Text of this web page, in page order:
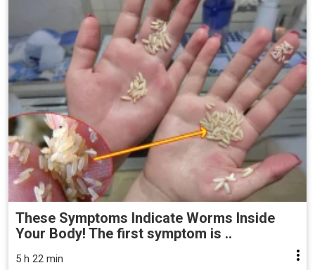
These Symptoms Indicate Worms Inside
Your Body! The first symptom is ..
5 h 22 min